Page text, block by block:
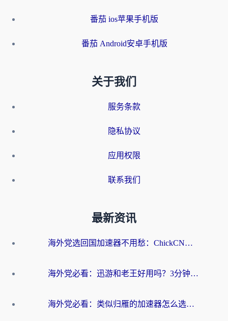
番茄 ios苹果手机版
番茄 Android安卓手机版
关于我们
服务条款
隐私协议
应用权限
联系我们
最新资讯
海外党选回国加速器不用愁：ChickCN和洞见哪个好？一篇搞定所有疑问
海外党必看：迅游和老王好用吗？3分钟选对加速国内网络的加速器
海外党必看：类似归雁的加速器怎么选？一篇搞定无缝访问国内资源